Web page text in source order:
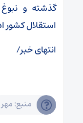
گذشته و
استقلال کشور
انتهای خبر/
منبع: مهر